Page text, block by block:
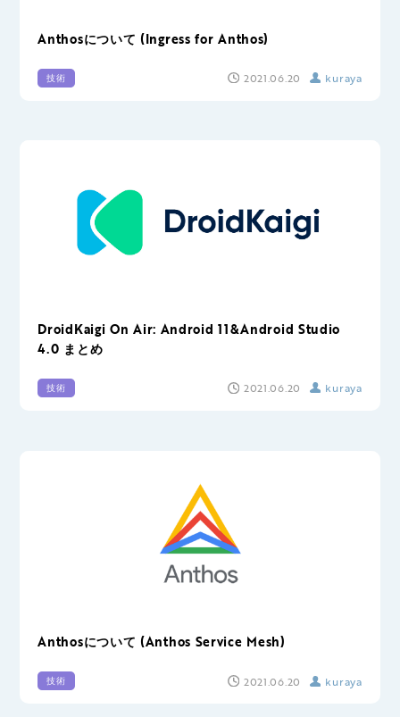
Anthosについて (Ingress for Anthos)
技術 2021.06.20 kuraya
DroidKaigi On Air: Android 11&Android Studio
4.0 まとめ
技術 2021.06.20 kuraya
Anthosについて (Anthos Service Mesh)
技術 2021.06.20 kuraya